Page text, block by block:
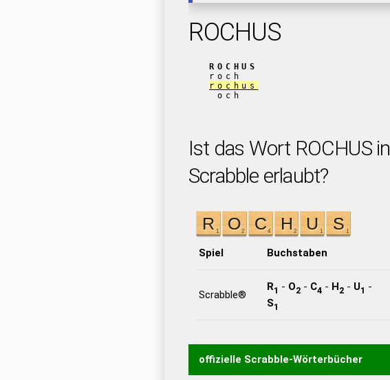
ROCHUS
ROCHUS
roch
rochus
och
Ist das Wort ROCHUS in
Scrabble erlaubt?
Spiel Buchstaben
Scrabble®
R1 - O2- C4 - H2- U1 -
S1
offizielle Scrabble-Wörterbücher